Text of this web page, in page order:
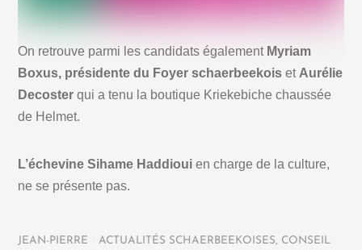
On retrouve parmi les candidats également Myriam
Boxus, présidente du Foyer schaerbeekois etAurélie
Decoster qui a tenu la boutique Kriekebiche chaussée
de Helmet.
L’échevine Sihame Haddioui en charge de la culture,
ne se présente pas.
JEAN-PIERRE ACTUALITÉS SCHAERBEEKOISES, CONSEIL